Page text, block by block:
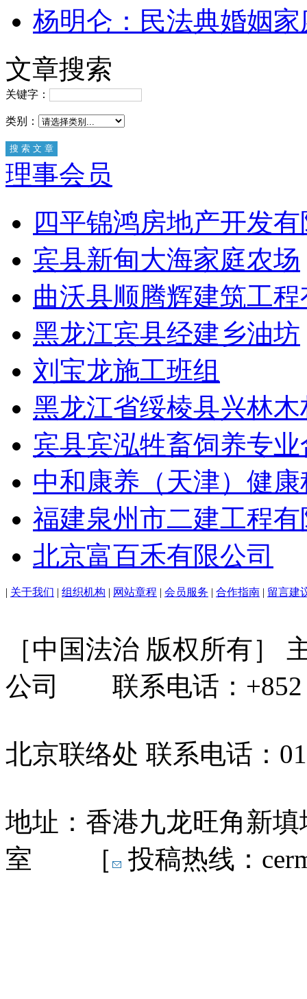
杨明仑：民法典婚姻
文章搜索
关键字：
类别：
理事会员
四平锦鸿房地产开发
宾县新甸大海家庭农场
曲沃县顺腾辉建筑工
黑龙江宾县经建乡油坊
刘宝龙施工班组
黑龙江省绥棱县兴林
宾县宾泓牲畜饲养专
中和康养（天津）健
福建泉州市二建工程
北京富百禾有限公司
| 关于我们 | 组织机构 | 网站章程 | 会员服务 | 合作指南 | 留言建
［中国法治 版权所有］
公司 联系电话：+852
北京联络处 联系电话：
地址：香港九龙旺角新
室 ［
投稿热线：